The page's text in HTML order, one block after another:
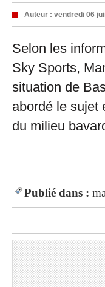
Auteur : vendredi 06
Selon les
Sky Sports,
situation de
abordé le sujet
du milieu
Publié dans :